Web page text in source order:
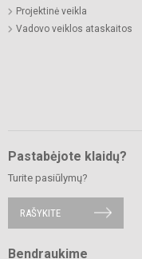
Projektinė veikla
Vadovo veiklos ataskaitos
Pastabėjote klaidų?
Turite pasiūlymų?
RAŠYKITE
Bendraukime